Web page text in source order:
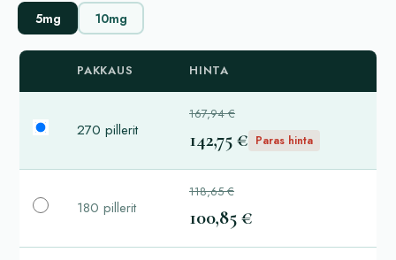
5mg 10mg
PAKKAUS HINTA
270 pillerit
167,94 €
142,75 € Paras hinta
180 pillerit
118,65 €
100,85 €